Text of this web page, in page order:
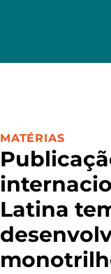
Latina
CATEGORIA:
MATÉRIAS